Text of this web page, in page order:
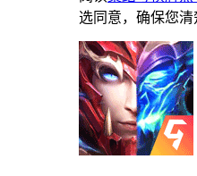
选同意，确保您清